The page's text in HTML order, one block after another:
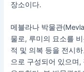
장소이다.
메블라나 박물관
물로, 루미의 묘소를
적 및 의복 등을 전시
으로 구성되어 있으며